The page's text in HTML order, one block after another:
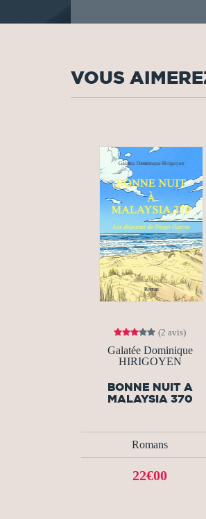
VOUS
(2 avis)
Galatée Dominique
HIRIGOYEN
BONNE NUIT A
MALAYSIA 370
Romans
22€00